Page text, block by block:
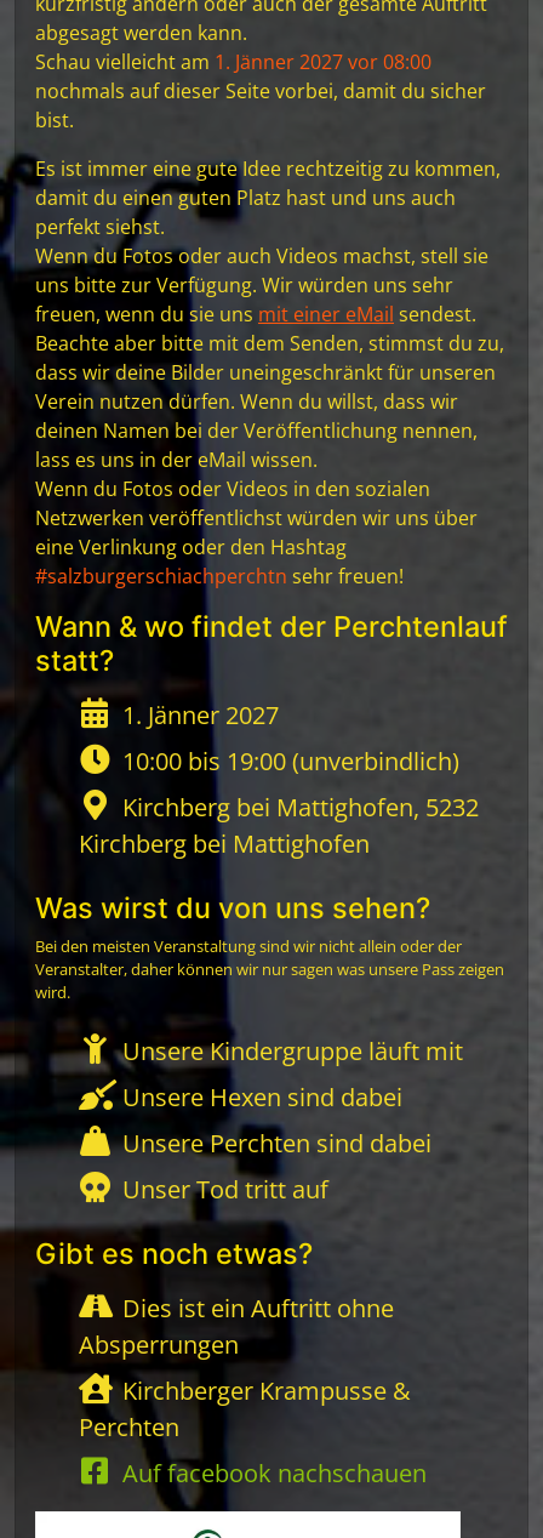
abgesagt werden kann.
Schau vielleicht am 1. Jänner 2027 vor 08:00
nochmals auf dieser Seite vorbei, damit du sicher
bist.
Es ist immer eine gute Idee rechtzeitig zu kommen,
damit du einen guten Platz hast und uns auch
perfekt siehst.
Wenn du Fotos oder auch Videos machst, stell sie
uns bitte zur Verfügung. Wir würden uns sehr
freuen, wenn du sie uns mit einer eMail sendest.
Beachte aber bitte mit dem Senden, stimmst du zu,
dass wir deine Bilder uneingeschränkt für unseren
Verein nutzen dürfen. Wenn du willst, dass wir
deinen Namen bei der Veröffentlichung nennen,
lass es uns in der eMail wissen.
Wenn du Fotos oder Videos in den sozialen
Netzwerken veröffentlichst würden wir uns über
eine Verlinkung oder den Hashtag
#salzburgerschiachperchtn sehr freuen!
Wann & wo findet der Perchtenlauf
statt?
1. Jänner 2027
10:00 bis 19:00 (unverbindlich)
Kirchberg bei Mattighofen, 5232
Kirchberg bei Mattighofen
Was wirst du von uns sehen?
Bei den meisten Veranstaltung sind wir nicht allein oder der
Veranstalter, daher können wir nur sagen was unsere Pass zeigen
wird.
Unsere Kindergruppe läuft mit
Unsere Hexen sind dabei
Unsere Perchten sind dabei
Unser Tod tritt auf
Gibt es noch etwas?
Dies ist ein Auftritt ohne
Absperrungen
Kirchberger Krampusse &
Perchten
Auf facebook nachschauen